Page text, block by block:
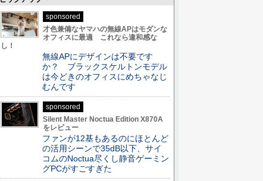
sponsored
才色兼備なヤマハの無線APはモダンな
オフィスに最適 これなら違和感な
し！
無線APにデザインは不要です
か？ ブラックスケルトンモデル
は今どきのオフィスにめちゃなじ
むんです
sponsored
Silent Master Noctua Edition X870A
をレビュー
ファンが12基もあるのにほとんど
の活用シーンで35dB以下、サイ
コムのNoctua尽くし静音ゲーミン
グPCがすごすぎた